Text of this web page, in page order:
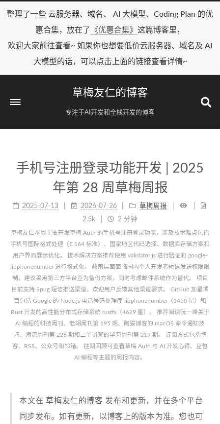
整理了一些 云服务器、域名、 AI 大模型、Coding Plan 的优
惠合集，放在了
《优惠合集》 这篇博客里，
欢迎大家前往查看~ 如果你也想要低价云服务器、域名及 AI
大模型的话，可以点击上面的链接查看详情~
草梅友仁的博客
专注于AI开发和全栈开发的博客
手机号注册登录功能开发 | 2025
年第 28 周草梅周报
2025-07-13 2026-07-26
草梅周报
2.5k
2 分钟
草梅友仁本周主要开发草梅 Auth 的手机号注册登录功能，涉及技术难点包括
手机号国际格式处理（E.164 标准）、国家地区代码选择、数据库存储方案和
用户界面展示优化。 技术解决方案推荐使用 validator.js 进行验证和 google-
libphonenumber 进行格式化。 政策层面面临国内个人开发者短信发送权限限
制，建议采用第三方平台互为备份方案，同时考虑邮件系统作为替代。 项目
目前支持 Spug 短信推送渠道，欢迎用户反馈其他渠道需求。 GitHub 加星项
目包括 Google 的 Node.js 电话号码处理库 libphonenumber（1450 星）和
Rust 开发的高性能分布式存储系统 rustfs（4629 星）。 推荐阅读阮一峰关于
AI 编程的科技周刊、老胡周刊第 195 期、阿猫博客的 macOS 命令通知技
巧、潮流周刊第 228 期和二丫讲梵的学习周刊第 219 期。 订阅方式包括博
客、RSS、公众号和邮箱。 往期回顾可查看草梅 Auth 与 AI 开发心得、豆包
AI 编程等主题的周报内容。
本文在 草梅友仁的博客 发布和更新，并在多个平台
同步发布。如有更新，以博客上的版本为准。您也可